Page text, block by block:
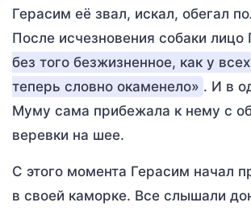
Герасим её звал, искал, обегал
После исчезновения собаки лицо
без того безжизненное, как у
теперь словно окаменело» . И в
Муму сама прибежала к нему с
веревки на шее.
С этого момента Герасим начал
в своей каморке. Все слышали